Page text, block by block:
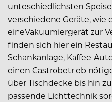
unteschiedlichsten
verschiedene Geräte, wie
eineVakuumiergerät zur
finden sich hier ein
Schankanlage, Kaffee-
einen Gastrobetrieb
über Tischdecke bis hin
passende Lichttechnik